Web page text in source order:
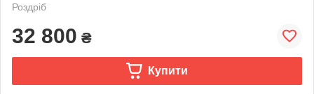
Роздріб
32 800 ₴
Купити